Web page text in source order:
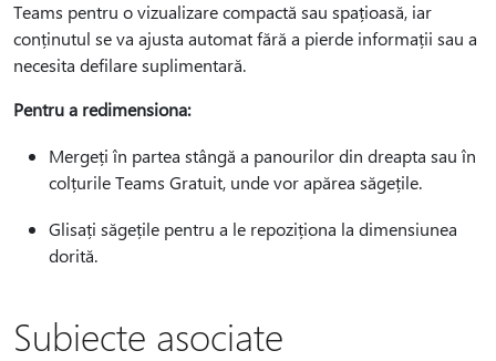
Teams pentru o vizualizare compactă sau spațioasă, iar
conținutul se va ajusta automat fără a pierde informații sau a
necesita defilare suplimentară.
Pentru a redimensiona:
Mergeți în partea stângă a panourilor din dreapta sau în
colțurile Teams Gratuit, unde vor apărea săgețile.
Glisați săgețile pentru a le repoziționa la dimensiunea
dorită.
Subiecte asociate